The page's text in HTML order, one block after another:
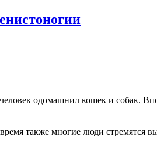
одомашнил кошек и собак.
также многие люди стремятся